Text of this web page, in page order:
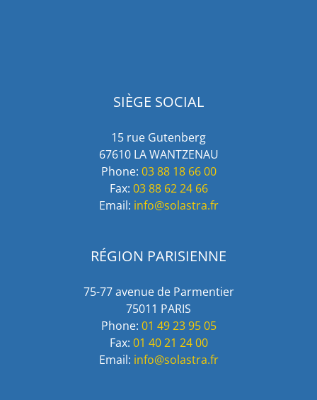
SIÈGE SOCIAL
15 rue Gutenberg
67610 LA WANTZENAU
Phone: 03 88 18 66 00
Fax: 03 88 62 24 66
Email: info@solastra.fr
RÉGION PARISIENNE
75-77 avenue de Parmentier
75011 PARIS
Phone: 01 49 23 95 05
Fax: 01 40 21 24 00
Email: info@solastra.fr